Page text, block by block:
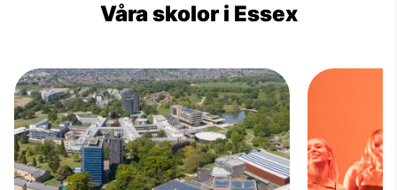
Våra skolor i Essex